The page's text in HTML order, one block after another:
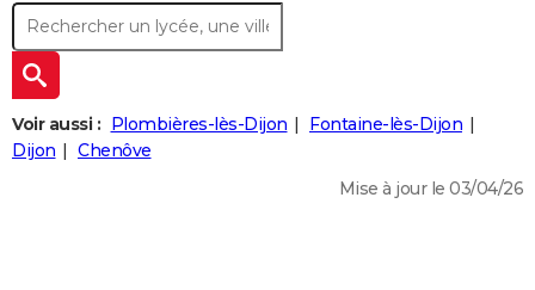
Aménagement intérieur
Cuisine
Jardinage
+ WEEK-END
Guides de France
Escapades
Patrimoine
Expositions
Musées
Week-end nature
+
LIFESTYLE
SANTE
Alimentation
Guide de la santé
Maladies
Médicaments
Sommeil
+ VOYAGE
Voir aussi : Plombières-lès-Dijon
Fontaine-lès-Dijon
Dijon
Chenôve
Mise à jour le 03/04/26